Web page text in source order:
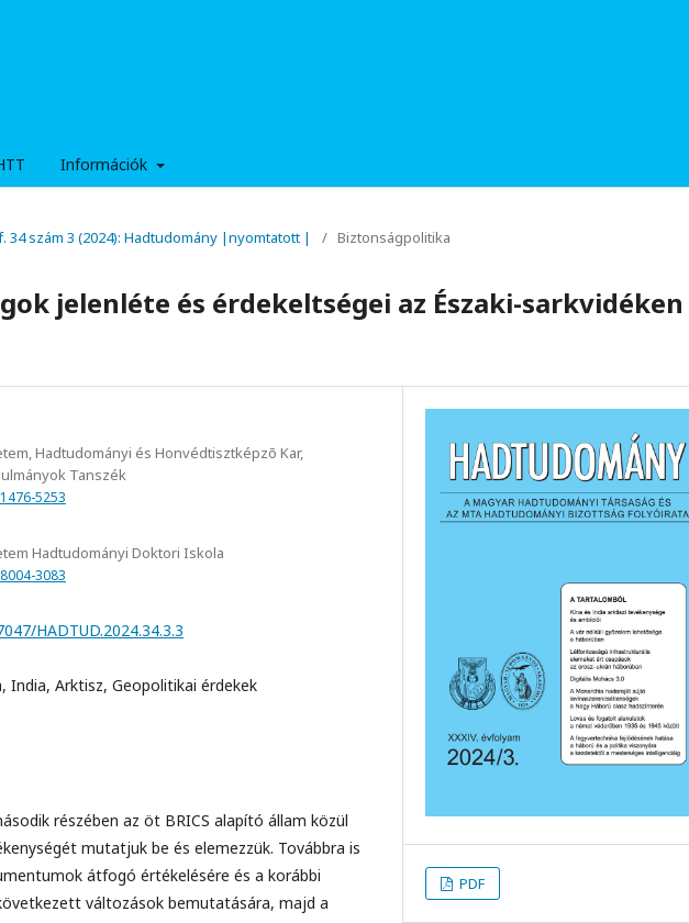
Információk
34 szám 3 (2024): Hadtudomány |nyomtatott | / Biztonságpolitika
jelenléte és érdekeltségei az Északi-sarkvidéken
Hadtudományi és Honvédtisztképzõ Kar,
Tanszék
5253
Hadtudományi Doktori Iskola
3083
HADTUD.2024.34.3.3
India, Arktisz, Geopolitikai érdekek
részében az öt BRICS alapító állam közül
mutatjuk be és elemezzük. Továbbra is
átfogó értékelésére és a korábbi
változások bemutatására, majd a
PDF